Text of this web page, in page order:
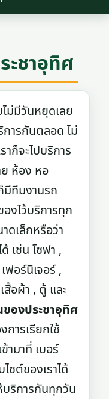
ะชาอุทิศ
ม่มีวันหยุดเลย
การกันตลอด ไม่
าก็จะไปบริการ
ย ห้อง หอ
มีทีมงานรถ
งไว้บริการทุก
ดเล็กหรือว่า
เช่น โซฟา ,
อร์นิเจอร์ ,
สื้อผ้า , ตู้ และ
องประชาอุทิศ
การเรียกใช้
ามาที่ เบอร์
ซต์ของเราได้
บริการกันทุกวัน